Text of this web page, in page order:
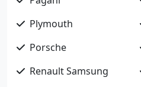
Plymouth
Porsche
Renault Samsung